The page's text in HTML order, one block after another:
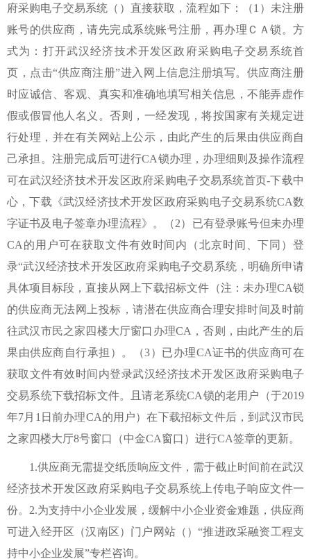
府采购电子交易系统（）直接获取，流程如下：（1）未注册
账号的供应商，请先完成系统账号注册，再办理ＣＡ锁。方
式为：打开武汉经济技术开发区政府采购电子交易系统首
页，点击“供应商注册”进入网上信息注册填写。供应商注册
时应诚信、客观、真实和准确地填写相关信息，不能弄虚作
假或假冒他人名义。否则，一经发现，将按国家有关规定进
行处理，并在有关网站上公示，由此产生的后果由供应商自
己承担。注册完成后可进行CA锁办理，办理细则及操作流程
可在武汉经济技术开发区政府采购电子交易系统首页-下载中
心，下载《武汉经济技术开发区政府采购电子交易系统CA数
字证书及电子签章办理流程》。（2）已有登录账号但未办理
CA的用户可在获取文件有效时间内（北京时间、下同）登
录“武汉经济技术开发区政府采购电子交易系统，明确所申请
具体项目标段，直接从网上下载招标文件（注：未办理CA锁
的供应商无法网上投标，请潜在供应商合理安排时间及时前
往武汉市民之家四楼大厅窗口办理CA，否则，由此产生的后
果由供应商自行承担）。（3）已办理CA证书的供应商可在
获取文件有效时间内登录武汉经济技术开发区政府采购电子
交易系统下载招标文件。且请老系统CA锁的老用户（于2019
年7月1日前办理CA的用户）在下载招标文件后，到武汉市民
之家四楼大厅8号窗口（中金CA窗口）进行CA签章的更新。
1.供应商无需提交纸质响应文件，需于截止时间前在武汉
经济技术开发区政府采购电子交易系统上传电子响应文件一
份。2.为支持中小企业发展，缓解中小企业资金难题，供应商
可进入经开区（汉南区）门户网站（）“推进政采融资工程支
持中小企业发展”专栏咨询。